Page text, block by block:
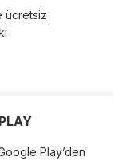
ücretsiz
Play’den